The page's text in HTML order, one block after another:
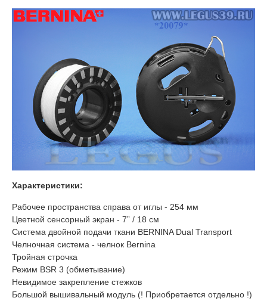
Характеристики:
Рабочее пространства справа от иглы - 254 мм
Цветной сенсорный экран - 7” / 18 см
Система двойной подачи ткани BERNINA Dual Transport
Челночная система - челнок Bernina
Тройная строчка
Режим BSR 3 (обметывание)
Невидимое закрепление стежков
Большой вышивальный модуль (! Приобретается отдельно !)